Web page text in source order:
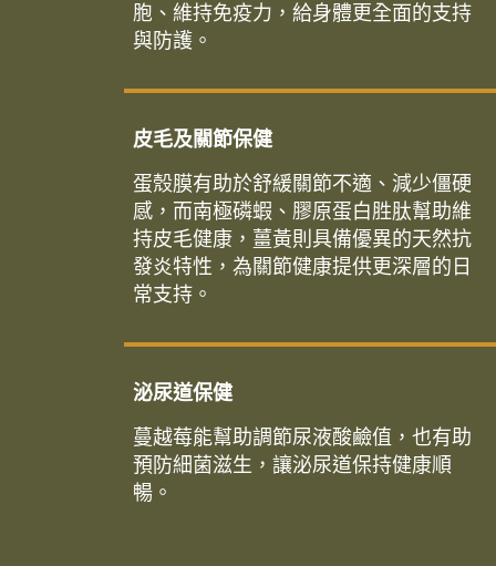
胞、維持免疫力，給身體更全面的支持
與防護。
皮毛及關節保健
蛋殼膜有助於舒緩關節不適、減少僵硬
感，而南極磷蝦、膠原蛋白胜肽幫助維
持皮毛健康，薑黃則具備優異的天然抗
發炎特性，為關節健康提供更深層的日
常支持。
泌尿道保健
蔓越莓能幫助調節尿液酸鹼值，也有助
預防細菌滋生，讓泌尿道保持健康順
暢。